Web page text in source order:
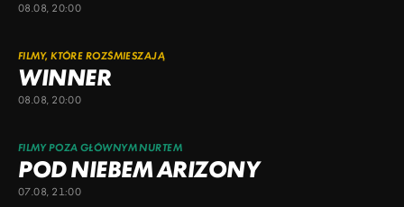
08.08, 20:00
FILMY, KTÓRE ROZŚMIESZAJĄ
WINNER
08.08, 20:00
FILMY POZA GŁÓWNYM NURTEM
POD NIEBEM ARIZONY
07.08, 21:00